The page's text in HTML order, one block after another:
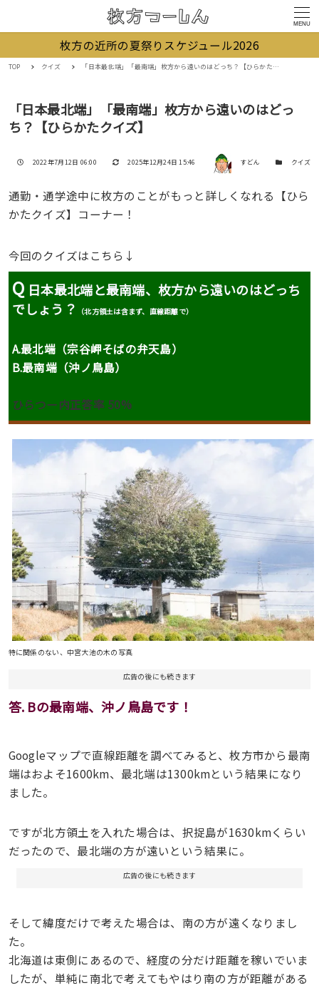
MENU
枚方の近所の夏祭りスケジュール2026
TOP クイズ 「日本最北端」「最南端」枚方から遠いのはどっち？【ひらかたクイズ】
「日本最北端」「最南端」枚方から遠いのはどっ
ち？【ひらかたクイズ】
投稿日
2022年7月12日 06:00 更新日
2025年12月24日 15:46 著者 すどん カテゴリー
クイズ
通勤・通学途中に枚方のことがもっと詳しくなれる【ひら
かたクイズ】コーナー！
今回のクイズはこちら↓
Q 日本最北端と最南端、枚方から遠いのはどっち
でしょう？
（北方領土は含まず、直線距離で）
A.最北端（宗谷岬そばの弁天島）
B.最南端（沖ノ鳥島）
ひらつー内正答率 50%
特に関係のない、中宮大池の木の写真
広告の後にも続きます
答. Bの最南端、沖ノ鳥島です！
Googleマップで直線距離を調べてみると、枚方市から最南
端はおよそ1600km、最北端は1300kmという結果になり
ました。
ですが北方領土を入れた場合は、択捉島が1630kmくらい
だったので、最北端の方が遠いという結果に。
広告の後にも続きます
そして緯度だけで考えた場合は、南の方が遠くなりまし
た。
北海道は東側にあるので、経度の分だけ距離を稼いでいま
したが、単純に南北で考えてもやはり南の方が距離がある